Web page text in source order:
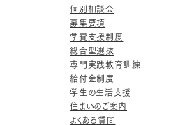
個別相談会
募集要項
学費支援制度
総合型選抜
専門実践教育訓練
給付金制度
学生の生活支援
住まいのご案内
よくある質問